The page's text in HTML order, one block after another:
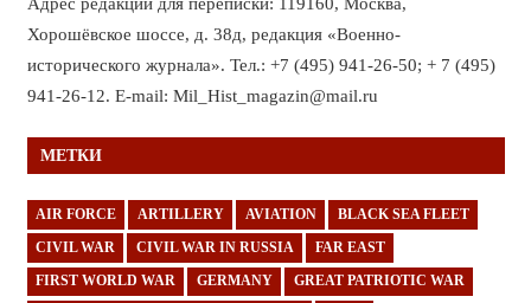
Хорошёвское шоссе, д. 38д, редакция «Военно-
исторического журнала». Тел.: +7 (495) 941-26-50; + 7 (495)
941-26-12. E-mail: Mil_Hist_magazin@mail.ru
МЕТКИ
AIR FORCE ARTILLERY AVIATION BLACK SEA FLEET
CIVIL WAR CIVIL WAR IN RUSSIA FAR EAST
FIRST WORLD WAR GERMANY GREAT PATRIOTIC WAR